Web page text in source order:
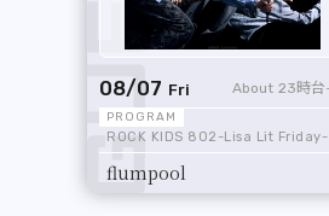
08/07 Fri 23時台
ROCK KIDS 802-Lisa Lit Friday-
flumpool